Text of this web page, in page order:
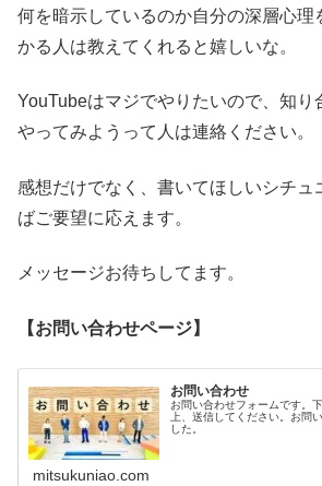
何を暗示しているのか自分の深層心理
かる人は教えてくれると嬉しいな。
YouTubeはマジでやりたいので、知り
やってみようって人は連絡ください。
感想だけでなく、書いてほしいシチュ
ばご要望に応えます。
メッセージお待ちしてます。
【お問い合わせページ】
お問い合わせ
お問い合わせフォームです。
上、送信してください。お問
した。
mitsukuniao.com